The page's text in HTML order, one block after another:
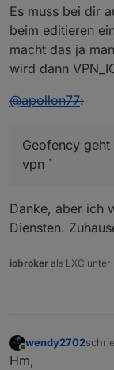
Es muss bei dir
beim editieren
macht das ja
wird dann
@apollon77:
Geofency
vpn `
Danke, aber ich
Diensten.
iobroker als LXC unter
wendy2702
Hm,